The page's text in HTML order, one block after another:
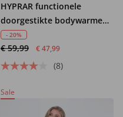
HYPRAR functionele
doorgestikte bodywarmer,
waterafstotend,
ritszakken
- 20%
€ 59,99 € 47,99
(8)
Sale